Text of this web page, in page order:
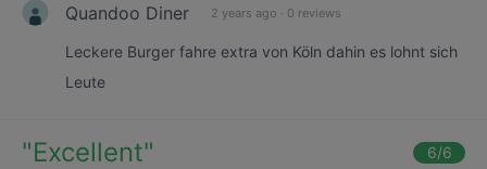
Quandoo Diner 2 years ago · 0 reviews
Leckere Burger fahre extra von Köln dahin es lohnt sich
Leute
"Excellent" 6/6